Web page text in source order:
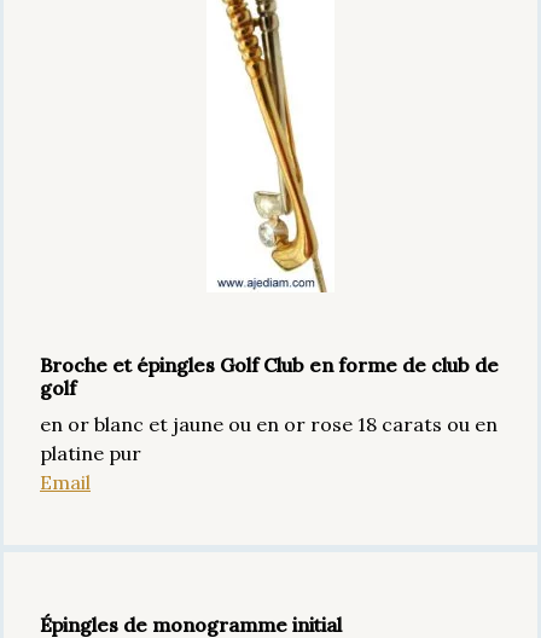
Broche et épingles Golf Club en forme de club de
golf
en or blanc et jaune ou en or rose 18 carats ou en
platine pur
Email
Épingles de monogramme initial